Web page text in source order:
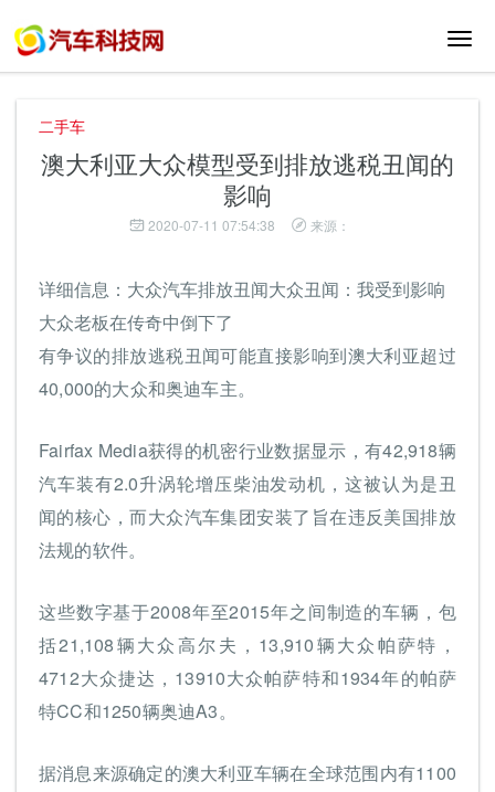
切
二手车
澳大利亚大众模型受到排放逃税丑闻的
影响
2020-07-11 07:54:38 来源：
详细信息：大众汽车排放丑闻大众丑闻：我受到影响
大众老板在传奇中倒下了
有争议的排放逃税丑闻可能直接影响到澳大利亚超过
40,000的大众和奥迪车主。
Fairfax Media获得的机密行业数据显示，有42,918辆
汽车装有2.0升涡轮增压柴油发动机，这被认为是丑
闻的核心，而大众汽车集团安装了旨在违反美国排放
法规的软件。
这些数字基于2008年至2015年之间制造的车辆，包
括21,108辆大众高尔夫，13,910辆大众帕萨特，
4712大众捷达，13910大众帕萨特和1934年的帕萨
特CC和1250辆奥迪A3。
据消息来源确定的澳大利亚车辆在全球范围内有1100